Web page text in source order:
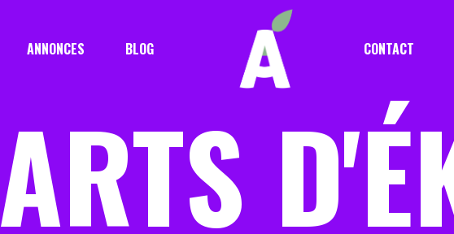
ANNONCES BLOG CONTACT
ARTS